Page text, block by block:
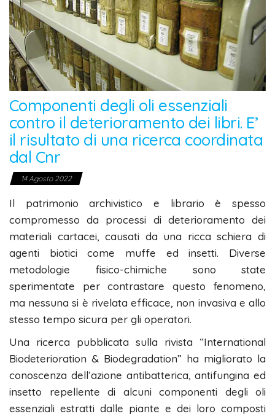
Componenti degli oli essenziali
contro il deterioramento dei libri. E’
il risultato di una ricerca coordinata
dal Cnr
14 Agosto 2022
Il patrimonio archivistico e librario è spesso
compromesso da processi di deterioramento dei
materiali cartacei, causati da una ricca schiera di
agenti biotici come muffe ed insetti. Diverse
metodologie fisico-chimiche sono state
sperimentate per contrastare questo fenomeno,
ma nessuna si è rivelata efficace, non invasiva e allo
stesso tempo sicura per gli operatori.
Una ricerca pubblicata sulla rivista “International
Biodeterioration & Biodegradation” ha migliorato la
conoscenza dell’azione antibatterica, antifungina ed
insetto repellente di alcuni componenti degli oli
essenziali estratti dalle piante e dei loro composti